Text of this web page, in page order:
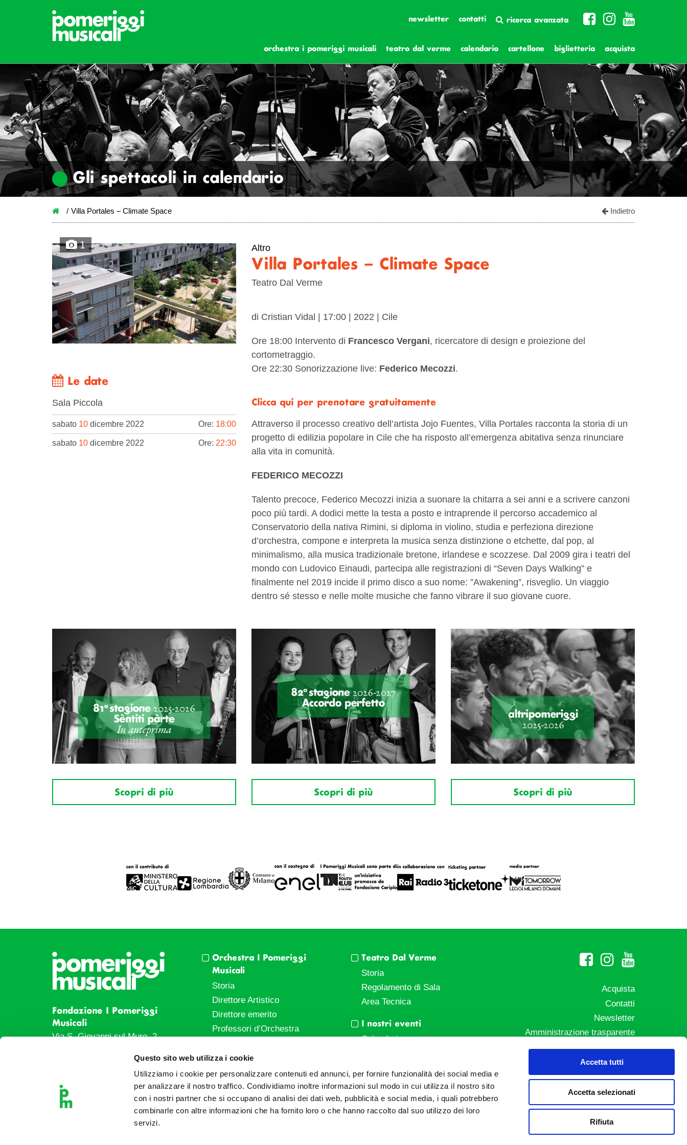
Questo sito web utilizza i cookie
Utilizziamo i cookie per personalizzare contenuti ed annunci, per fornire funzionalità dei social media e
per analizzare il nostro traffico. Condividiamo inoltre informazioni sul modo in cui utilizza il nostro sito
con i nostri partner che si occupano di analisi dei dati web, pubblicità e social media, i quali potrebbero
combinarle con altre informazioni che ha fornito loro o che hanno raccolto dal suo utilizzo dei loro
servizi.
Accetta tutti
Accetta selezionati
Rifiuta
newsletter contatti ricerca avanzata
orchestra i pomeriggi musicali teatro dal verme calendario cartellone biglietteria acquista
Gli spettacoli in calendario
Villa Portales – Climate Space Indietro
1
Le date
Sala Piccola
sabato 10 dicembre 2022 Ore: 18:00
sabato 10 dicembre 2022 Ore: 22:30
Altro
Villa Portales – Climate Space
Teatro Dal Verme
di Cristian Vidal | 17:00 | 2022 | Cile
Ore 18:00 Intervento di Francesco Vergani, ricercatore di design e proiezione del
cortometraggio.
Ore 22:30 Sonorizzazione live: Federico Mecozzi.
Clicca qui per prenotare gratuitamente
Attraverso il processo creativo dell’artista Jojo Fuentes, Villa Portales racconta la storia di un
progetto di edilizia popolare in Cile che ha risposto all’emergenza abitativa senza rinunciare
alla vita in comunità.
FEDERICO MECOZZI
Talento precoce, Federico Mecozzi inizia a suonare la chitarra a sei anni e a scrivere canzoni
poco più tardi. A dodici mette la testa a posto e intraprende il percorso accademico al
Conservatorio della nativa Rimini, si diploma in violino, studia e perfeziona direzione
d’orchestra, compone e interpreta la musica senza distinzione o etchette, dal pop, al
minimalismo, alla musica tradizionale bretone, irlandese e scozzese. Dal 2009 gira i teatri del
mondo con Ludovico Einaudi, partecipa alle registrazioni di “Seven Days Walking” e
finalmente nel 2019 incide il primo disco a suo nome: ”Awakening”, risveglio. Un viaggio
dentro sé stesso e nelle molte musiche che fanno vibrare il suo giovane cuore.
Scopri di più Scopri di più Scopri di più
Fondazione I Pomeriggi
Musicali
Via S. Giovanni sul Muro, 2
Partita Iva 04410060158
Cod. Fisc. 80078650159
Tel: +39 02 87905
Teatro Dal Verme
Via S. Giovanni sul Muro, 2
Orchestra I Pomeriggi
Musicali
Storia
Direttore Artistico
Direttore emerito
Professori d’Orchestra
Le sale
Art Bonus
Teatro Dal Verme
Storia
Regolamento di Sala
Area Tecnica
I nostri eventi
Calendario
Biglietteria
Archivio Fotografico
Acquista
Contatti
Newsletter
Amministrazione trasparente
Whistleblowing
Privacy e Cookie Policy
Informative Privacy
Area riservata
Credits